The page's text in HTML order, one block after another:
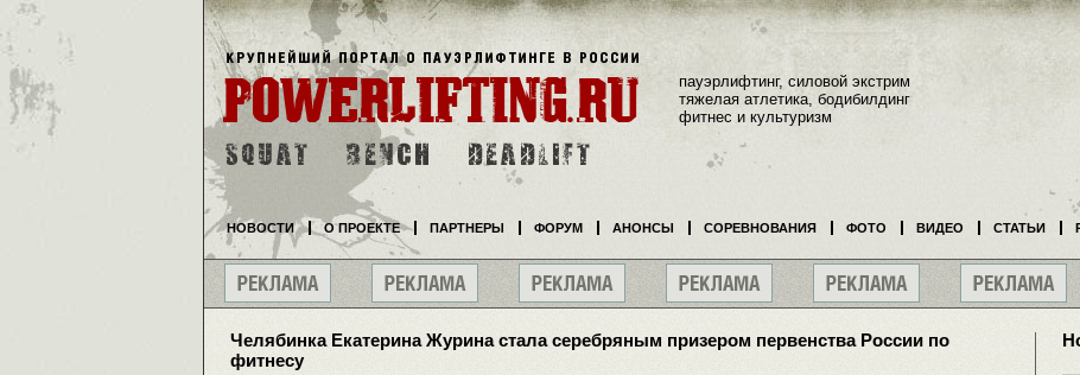
Челябинка Екатерина Журина стала серебряным призером первенства России по
фитнесу
пауэрлифтинг, силовой экстрим
тяжелая атлетика, бодибилдинг
фитнес и культуризм
НОВОСТИ О ПРОЕКТЕ ПАРТНЕРЫ ФОРУМ АНОНСЫ СОРЕВНОВАНИЯ ФОТО ВИДЕО СТАТЬИ